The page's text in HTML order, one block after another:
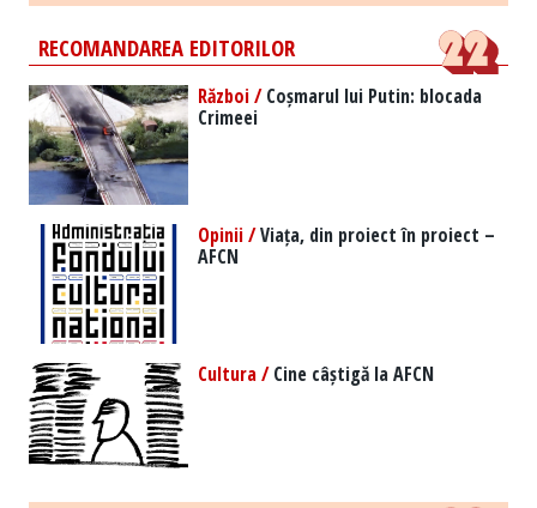
RECOMANDAREA EDITORILOR
Război /Coșmarul lui Putin: blocada
Crimeei
Opinii /Viața, din proiect în proiect –
AFCN
Cultura /Cine câștigă la AFCN